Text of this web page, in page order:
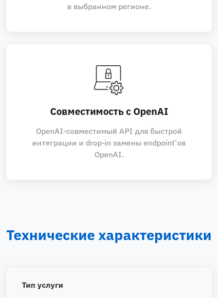
в выбранном регионе.
Совместимость с OpenAI
OpenAI‑совместимый API для быстрой
интеграции и drop‑in замены endpoint’ов
OpenAI.
Технические характеристики
Тип услуги